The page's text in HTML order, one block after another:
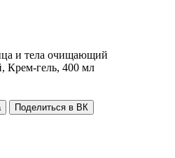
и тела очищающий
Крем-гель, 400 мл
Поделиться в ВК